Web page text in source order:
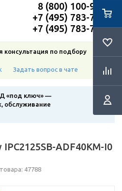
8 (800) 100-91-12
+7 (495) 783-72-87
+7 (495) 783-72-87
консультация по подбору
Задать вопрос в чате
«под ключ» —
обслуживание
ADF40KM-I0
47788